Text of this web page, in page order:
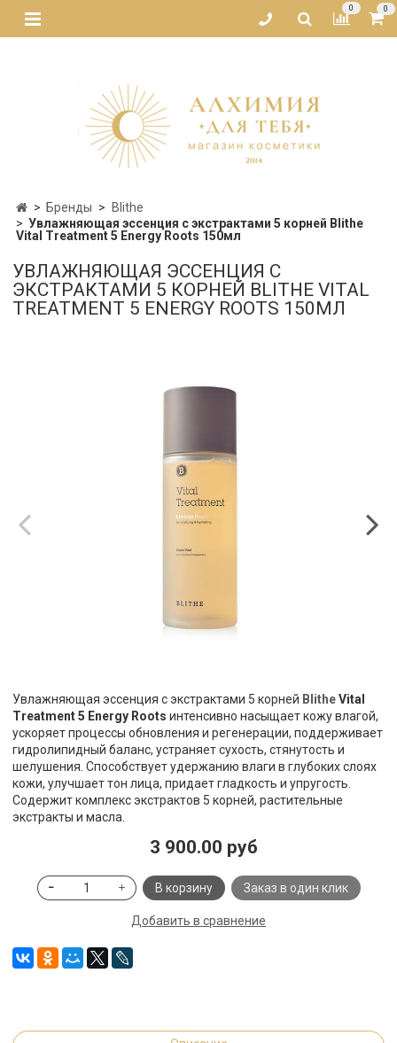
0 0
Бренды
Blithe
Увлажняющая эссенция с экстрактами 5 корней Blithe
Vital Treatment 5 Energy Roots 150мл
УВЛАЖНЯЮЩАЯ ЭССЕНЦИЯ С
ЭКСТРАКТАМИ 5 КОРНЕЙ BLITHE VITAL
TREATMENT 5 ENERGY ROOTS 150МЛ
Увлажняющая эссенция с экстрактами 5 корней BlitheVital
Treatment 5 Energy Roots интенсивно насыщает кожу влагой,
ускоряет процессы обновления и регенерации, поддерживает
гидролипидный баланс, устраняет сухость, стянутость и
шелушения. Способствует удержанию влаги в глубоких слоях
кожи, улучшает тон лица, придает гладкость и упругость.
Содержит комплекс экстрактов 5 корней, растительные
экстракты и масла.
3 900.00 руб
В корзину Заказ в один клик
Добавить в сравнение